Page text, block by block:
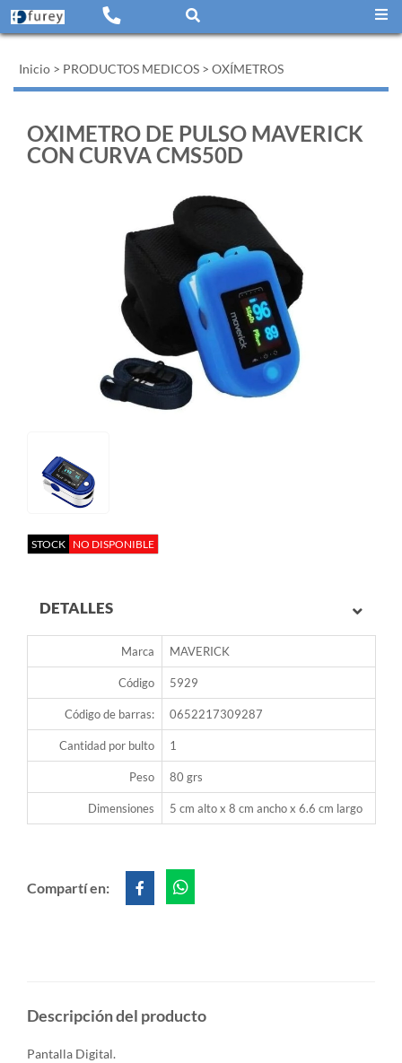
Inicio > PRODUCTOS MEDICOS > OXÍMETROS
OXIMETRO DE PULSO MAVERICK
CON CURVA CMS50D
STOCK NO DISPONIBLE
DETALLES
Marca MAVERICK
Código 5929
Código de barras: 0652217309287
Cantidad por bulto 1
Peso 80 grs
Dimensiones 5 cm alto x 8 cm ancho x 6.6 cm largo
Compartí en:
Descripción del producto
Pantalla Digital.